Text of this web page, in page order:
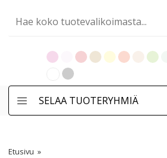
SELAA TUOTERYHMIÄ
Etusivu